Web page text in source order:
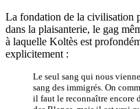
La fondation de la civilisation
dans la plaisanterie, le gag
à laquelle Koltès est
explicitement :
Le seul sang qui nous
sang des immigrés. On
il faut le reconnaître encore